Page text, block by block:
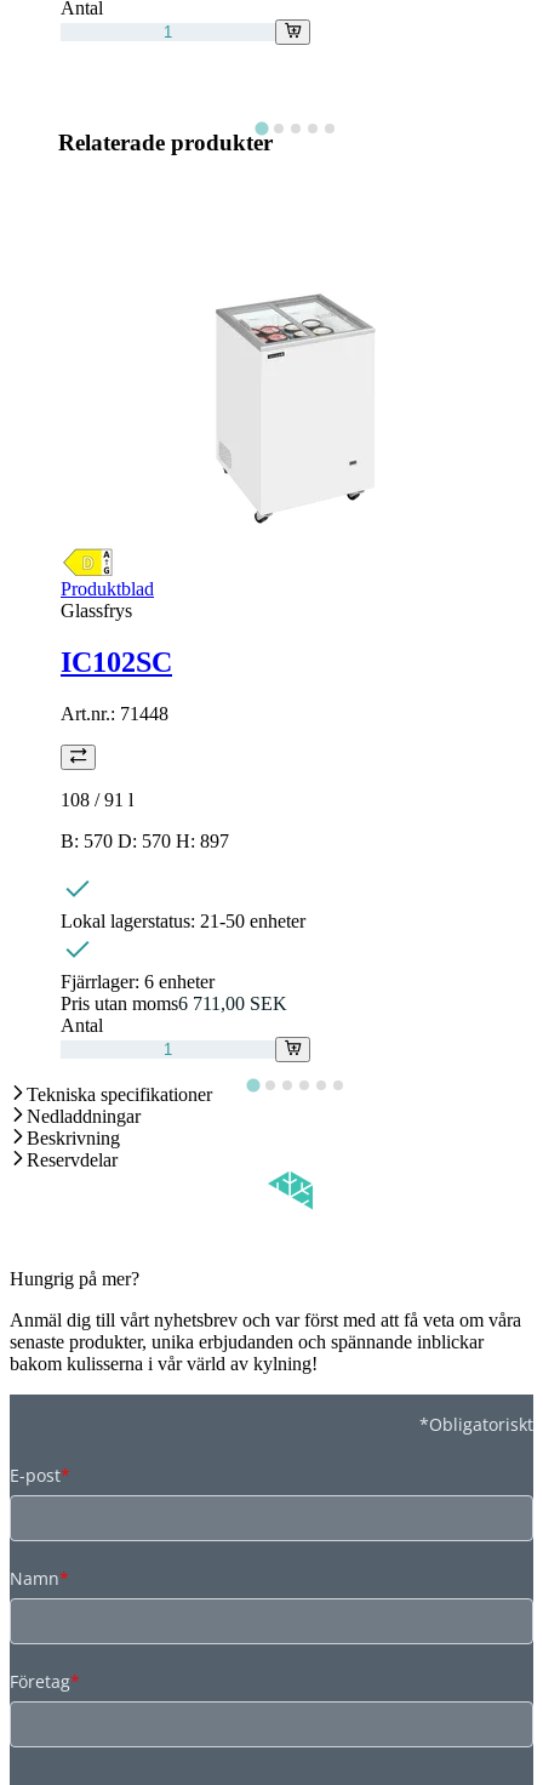
Antal
Relaterade produkter
Produktblad
Glassfrys
IC102SC
Art.nr.: 71448
108 / 91 l
B: 570 D: 570 H: 897
Lokal lagerstatus: 21-50 enheter
Fjärrlager: 6 enheter
Pris utan moms6 711,00 SEK
Antal
Tekniska specifikationer
Nedladdningar
Beskrivning
Reservdelar
Hungrig på mer?
Anmäl dig till vårt nyhetsbrev och var först med att få veta om våra
senaste produkter, unika erbjudanden och spännande inblickar
bakom kulisserna i vår värld av kylning!
*Obligatoriskt
E-post*
Namn*
Företag*